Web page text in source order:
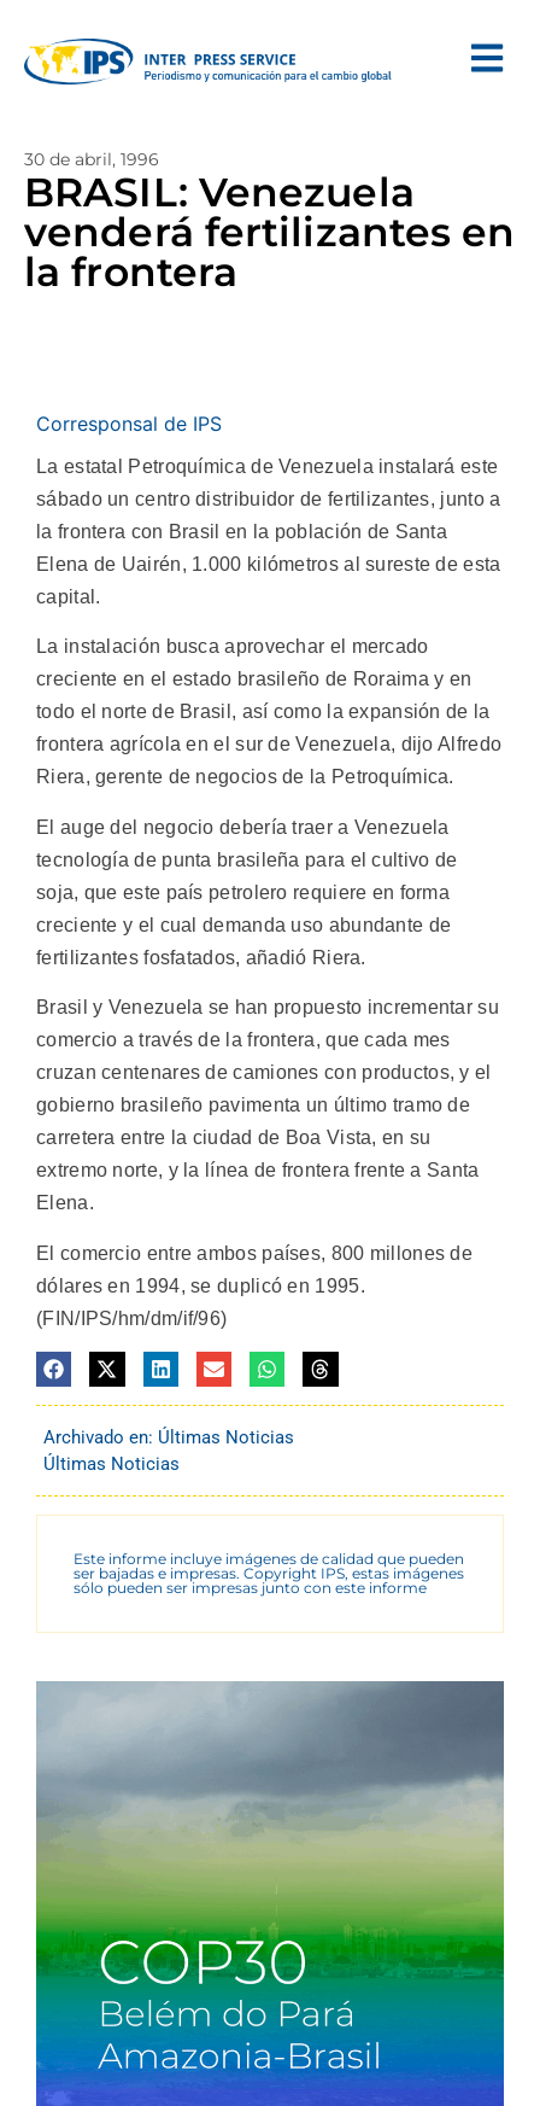
30 de abril, 1996
BRASIL: Venezuela
venderá fertilizantes en
la frontera
Corresponsal de IPS
La estatal Petroquímica de Venezuela instalará este
sábado un centro distribuidor de fertilizantes, junto a
la frontera con Brasil en la población de Santa
Elena de Uairén, 1.000 kilómetros al sureste de esta
capital.
La instalación busca aprovechar el mercado
creciente en el estado brasileño de Roraima y en
todo el norte de Brasil, así como la expansión de la
frontera agrícola en el sur de Venezuela, dijo Alfredo
Riera, gerente de negocios de la Petroquímica.
El auge del negocio debería traer a Venezuela
tecnología de punta brasileña para el cultivo de
soja, que este país petrolero requiere en forma
creciente y el cual demanda uso abundante de
fertilizantes fosfatados, añadió Riera.
Brasil y Venezuela se han propuesto incrementar su
comercio a través de la frontera, que cada mes
cruzan centenares de camiones con productos, y el
gobierno brasileño pavimenta un último tramo de
carretera entre la ciudad de Boa Vista, en su
extremo norte, y la línea de frontera frente a Santa
Elena.
El comercio entre ambos países, 800 millones de
dólares en 1994, se duplicó en 1995.
(FIN/IPS/hm/dm/if/96)
Archivado en: Últimas Noticias
Últimas Noticias
Este informe incluye imágenes de calidad que pueden
ser bajadas e impresas. Copyright IPS, estas imágenes
sólo pueden ser impresas junto con este informe